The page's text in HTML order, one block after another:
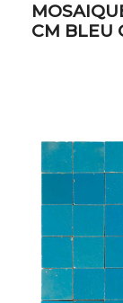
CM BLEU